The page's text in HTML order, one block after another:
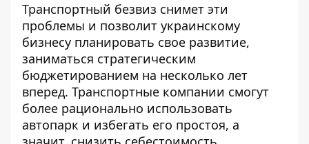
Транспортный безвиз снимет эти
проблемы и позволит украинскому
бизнесу планировать свое развитие,
заниматься стратегическим
бюджетированием на несколько лет
вперед. Транспортные компании смогут
более рационально использовать
автопарк и избегать его простоя, а